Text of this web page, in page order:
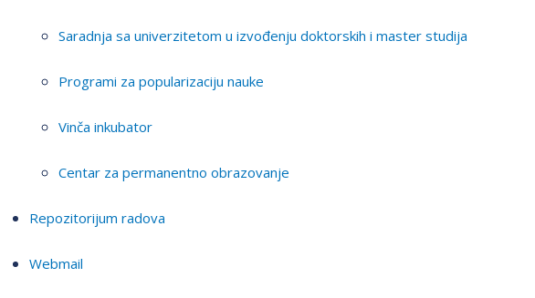
Saradnja sa univerzitetom u izvođenju doktorskih i master studija
Programi za popularizaciju nauke
Vinča inkubator
Centar za permanentno obrazovanje
Repozitorijum radova
Webmail